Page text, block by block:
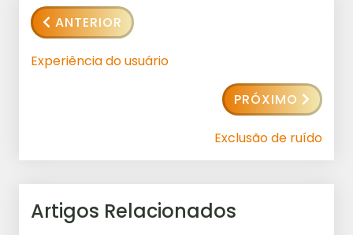
ANTERIOR
Experiência do usuário
PRÓXIMO
Exclusão de ruído
Artigos Relacionados